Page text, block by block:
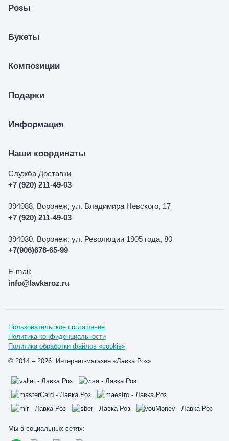
Розы
Букеты
Композиции
Подарки
Информация
Наши координаты
Служба Доставки
+7 (920) 211-49-03
394088, Воронеж, ул. Владимира Невского, 17
+7 (920) 211-49-03
394030, Воронеж, ул. Революции 1905 года, 80
+7(906)678-65-99
E-mail:
info@lavkaroz.ru
Пользовательское соглашение
Политика конфиденциальности
Политика обработки файлов «cookie»
© 2014 – 2026. Интернет-магазин «Лавка Роз»
Мы в социальных сетях: